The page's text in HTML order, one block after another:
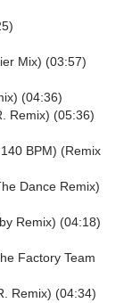
Mix) (03:57)
(04:36)
Remix) (05:36)
BPM) (Remix
Dance Remix)
Remix) (04:18)
Factory Team
Remix) (04:34)